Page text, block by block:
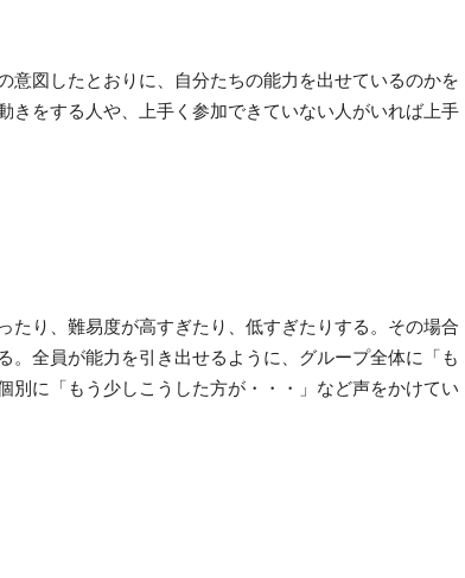
意図したとおりに、自分たちの能力を出せているのかを
きをする人や、上手く参加できていない人がいれば上手
たり、難易度が高すぎたり、低すぎたりする。その場合
。全員が能力を引き出せるように、グループ全体に「も
別に「もう少しこうした方が・・・」など声をかけてい